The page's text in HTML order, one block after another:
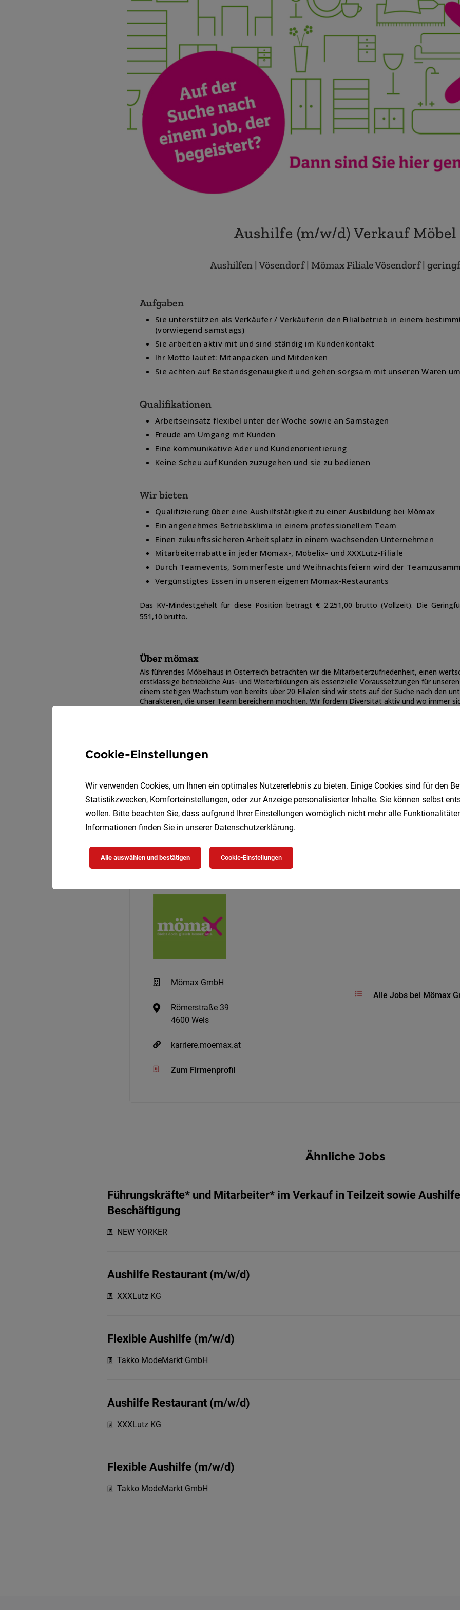
Merken Teilen Jetzt bewerben
Mömax GmbH
Römerstraße 39
4600 Wels
karriere.moemax.at
Zum Firmenprofil
Alle Jobs bei Mömax
Ähnliche Jobs
Führungskräfte* und Mitarbeiter* im Verkauf in Teilzeit sowie
Beschäftigung
NEW YORKER
Aushilfe Restaurant (m/w/d)
XXXLutz KG
Flexible Aushilfe (m/w/d)
Takko ModeMarkt GmbH
Aushilfe Restaurant (m/w/d)
XXXLutz KG
Flexible Aushilfe (m/w/d)
Takko ModeMarkt GmbH
Cookie-Einstellungen
Wir verwenden Cookies, um Ihnen ein optimales Nutzererlebnis zu bieten. Einige Cookies sind für den
Statistikzwecken, Komforteinstellungen, oder zur Anzeige personalisierter Inhalte. Sie können selbst
wollen. Bitte beachten Sie, dass aufgrund Ihrer Einstellungen womöglich nicht mehr alle
Informationen finden Sie in unserer Datenschutzerklärung.
Alle auswählen und bestätigen Cookie-Einstellungen